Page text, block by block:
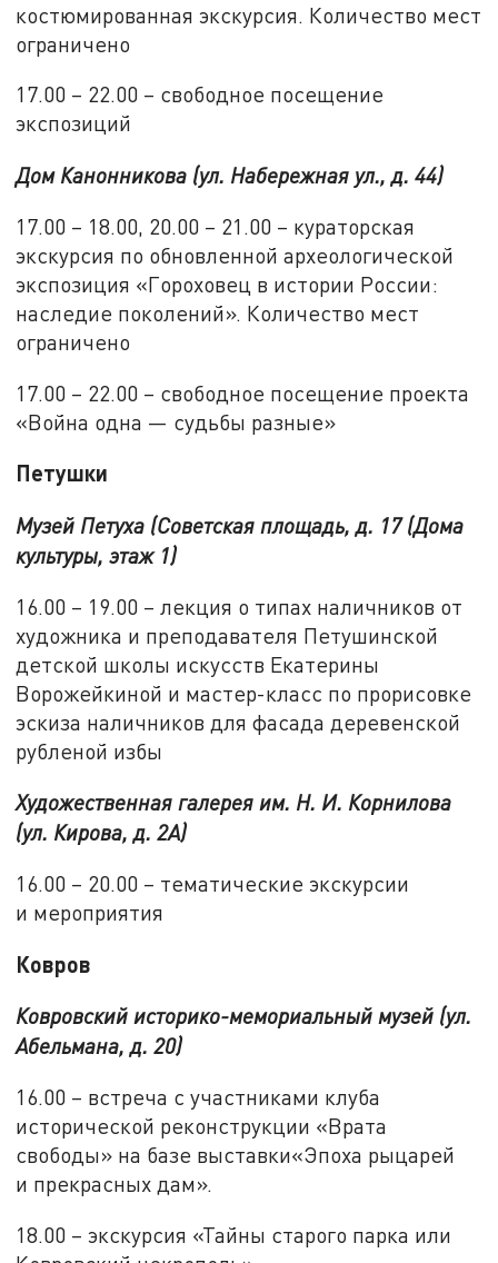
костюмированная экскурсия. Количество мест
ограничено
17.00 – 22.00 – свободное посещение
экспозиций
Дом Канонникова (ул. Набережная ул., д. 44)
17.00 – 18.00, 20.00 – 21.00 – кураторская
экскурсия по обновленной археологической
экспозиция «Гороховец в истории России:
наследие поколений». Количество мест
ограничено
17.00 – 22.00 – свободное посещение проекта
«Война одна — судьбы разные»
Петушки
Музей Петуха (Советская площадь, д. 17 (Дома
культуры, этаж 1)
16.00 – 19.00 – лекция о типах наличников от
художника и преподавателя Петушинской
детской школы искусств Екатерины
Ворожейкиной и мастер-класс по прорисовке
эскиза наличников для фасада деревенской
рубленой избы
Художественная галерея им. Н. И. Корнилова
(ул. Кирова, д. 2А)
16.00 – 20.00 – тематические экскурсии
и мероприятия
Ковров
Ковровский историко-мемориальный музей (ул.
Абельмана, д. 20)
16.00 – встреча с участниками клуба
исторической реконструкции «Врата
свободы» на базе выставки«Эпоха рыцарей
и прекрасных дам».
18.00 – экскурсия «Тайны старого парка или